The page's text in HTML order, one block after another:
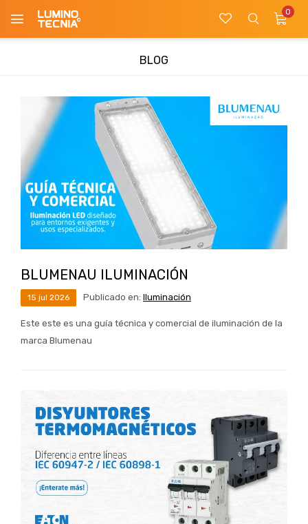
0

BLOG
BLUMENAU ILUMINACIÓN
15 jul 2026 Publicado en: Iluminación
Este este es una guía técnica y comercial de iluminación de la
marca Blumenau